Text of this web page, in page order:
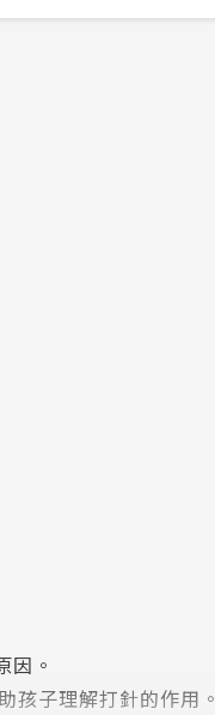
。
子理解打針的作用。